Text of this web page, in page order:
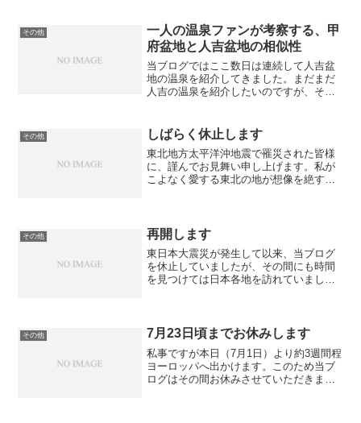
丼」SL冬の湿原号 2011...
その他
一人の温泉ファンが考察する、甲
府盆地と人吉盆地の相似性
当ブログではここ数日は連続して人吉盆
地の温泉を紹介してきました。まだまだ
人吉の温泉を紹介したいのですが、それ
いのです。その地域とは山梨県の甲府盆
地。私はこれまで日本全国...
その他 しばらく休止します
東北地方太平洋沖地震で罹災された皆様
に、謹んでお見舞い申し上げます。私が
こよなく愛する東北の地が想像を絶する
点を当てることが多いため...
その他 再開します
東日本大震災が発生して以来、当ブログ
を休止していましたが、その間にも時間
を見つけては日本各地を訪れていまし
って贅沢を慎むのも大切です...
その他 7月23日頃までお休みします
私事ですが本日（7月1日）より約3週間程
ヨーロッパへ出かけます。このため当ブ
ログはその間お休みさせていただきま